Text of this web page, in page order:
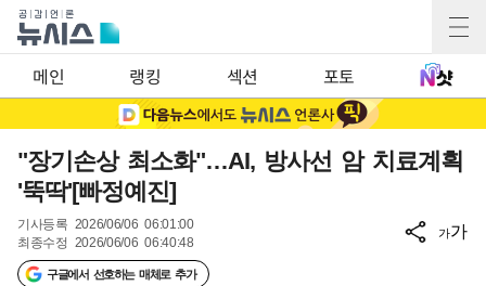
메인 랭킹 섹션 포토
"장기손상 최소화"…AI, 방사선 암 치료계획
'뚝딱'[빠정예진]
기사등록 2026/06/06 06:01:00
최종수정 2026/06/06 06:40:48
구글에서 선호하는 매체로 추가
가가